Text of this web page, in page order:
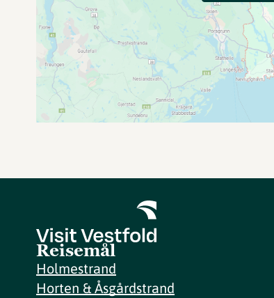
Reisemål
Holmestrand
Horten & Åsgårdstrand